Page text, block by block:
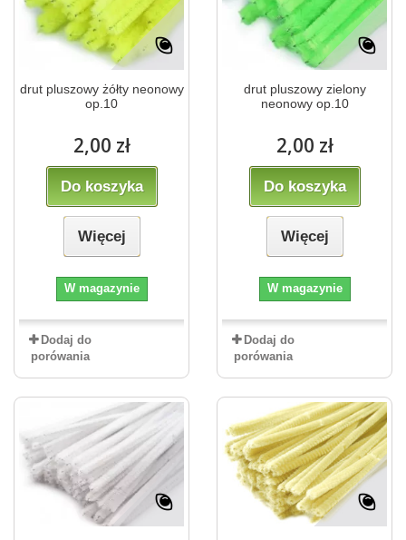
drut pluszowy żółty neonowy
op.10
2,00 zł
Do koszyka
Więcej
W magazynie
Dodaj do
porówania
drut pluszowy zielony
neonowy op.10
2,00 zł
Do koszyka
Więcej
W magazynie
Dodaj do
porówania